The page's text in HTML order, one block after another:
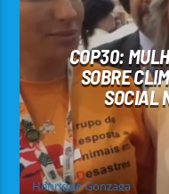
COP30:
SOBRE
SOCIAL
Henrique Gonzaga